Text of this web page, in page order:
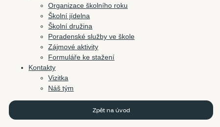
Organizace školního roku
Školní jídelna
Školní družina
Poradenské služby ve škole
Zájmové aktivity
Formuláře ke stažení
Kontakty
Vizitka
Náš tým
Zpět na úvod